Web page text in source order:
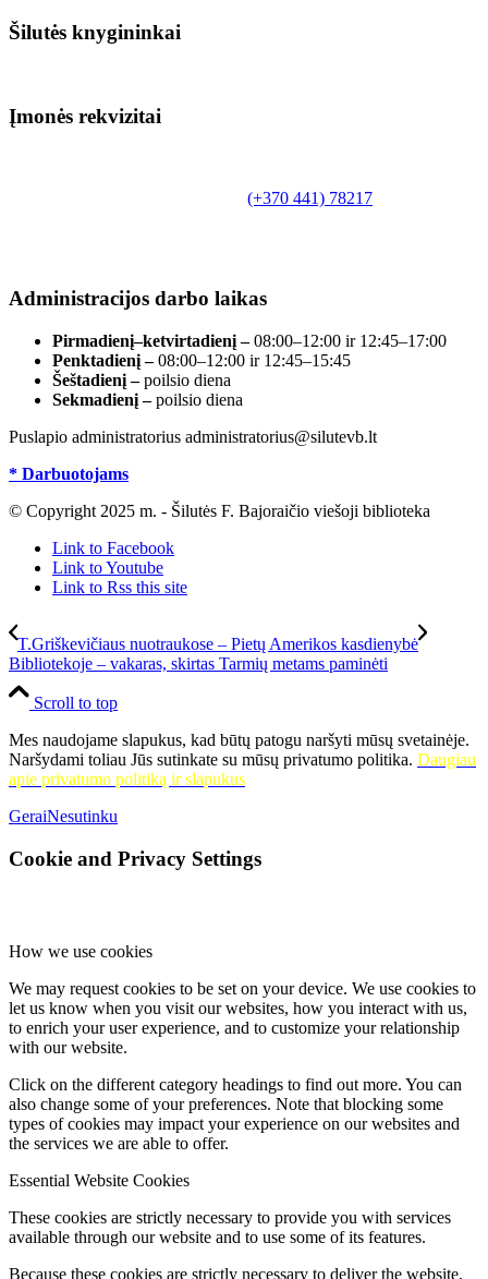
Šilutės knygininkai
Įmonės rekvizitai
(+370 441) 78217
Administracijos darbo laikas
Pirmadienį–ketvirtadienį –08:00–12:00 ir 12:45–17:00
Penktadienį –08:00–12:00 ir 12:45–15:45
Šeštadienį –poilsio diena
Sekmadienį –poilsio diena
Puslapio administratorius administratorius@silutevb.lt
* Darbuotojams
© Copyright 2025 m. - Šilutės F. Bajoraičio viešoji biblioteka
Link to Facebook
Link to Youtube
Link to Rss this site
T.Griškevičiaus nuotraukose – Pietų Amerikos kasdienybė
Bibliotekoje – vakaras, skirtas Tarmių metams paminėti
Scroll to top
Mes naudojame slapukus, kad būtų patogu naršyti mūsų svetainėje.
Naršydami toliau Jūs sutinkate su mūsų privatumo politika. Daugiau
apie privatumo politiką ir slapukus
GeraiNesutinku
Cookie and Privacy Settings
How we use cookies
We may request cookies to be set on your device. We use cookies to
let us know when you visit our websites, how you interact with us,
to enrich your user experience, and to customize your relationship
with our website.
Click on the different category headings to find out more. You can
also change some of your preferences. Note that blocking some
types of cookies may impact your experience on our websites and
the services we are able to offer.
Essential Website Cookies
These cookies are strictly necessary to provide you with services
available through our website and to use some of its features.
Because these cookies are strictly necessary to deliver the website,